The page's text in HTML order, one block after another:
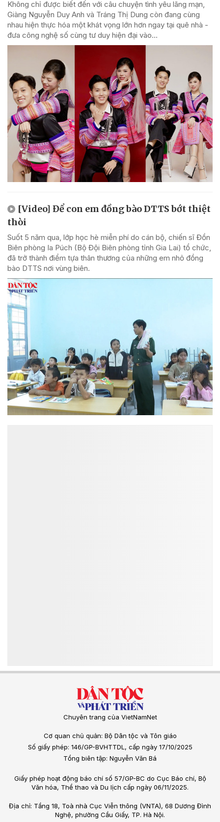
Không chỉ được biết đến với câu chuyện tình yêu lãng mạn,
Giàng Nguyễn Duy Anh và Tráng Thị Dung còn đang cùng
nhau hiện thực hóa một khát vọng lớn hơn ngay tại quê nhà -
đưa công nghệ số cùng tư duy hiện đại vào...
[Video] Để con em đồng bào DTTS bớt thiệt
thòi
Suốt 5 năm qua, lớp học hè miễn phí do cán bộ, chiến sĩ Đồn
Biên phòng Ia Púch (Bộ Đội Biên phòng tỉnh Gia Lai) tổ chức,
đã trở thành điểm tựa thân thương của những em nhỏ đồng
bào DTTS nơi vùng biên.
Chuyên trang của VietNamNet
Cơ quan chủ quản: Bộ Dân tộc và Tôn giáo
Số giấy phép: 146/GP-BVHTTDL, cấp ngày 17/10/2025
Tổng biên tập: Nguyễn Văn Bá
Giấy phép hoạt động báo chí số 57/GP-BC do Cục Báo chí, Bộ
Văn hóa, Thể thao và Du lịch cấp ngày 06/11/2025.
Địa chỉ: Tầng 18, Toà nhà Cục Viễn thông (VNTA), 68 Dương Đình
Nghệ, phường Cầu Giấy, TP. Hà Nội.